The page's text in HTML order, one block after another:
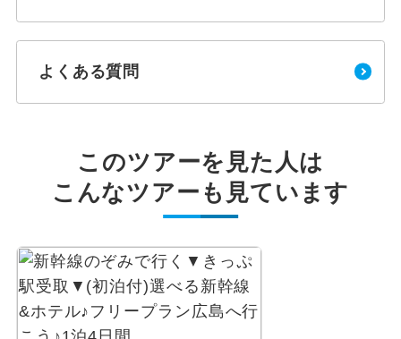
よくある質問
このツアーを見た人は
こんなツアーも見ています